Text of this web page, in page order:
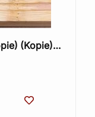
(Kopie)